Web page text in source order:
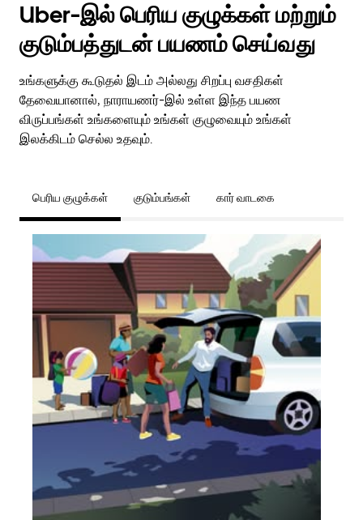
Uber-இல் பெரிய குழுக்கள் மற்றும்
குடும்பத்துடன் பயணம் செய்வது
உங்களுக்கு கூடுதல் இடம் அல்லது சிறப்பு வசதிகள்
தேவையானால், நாராயணர்-இல் உள்ள இந்த பயண
விருப்பங்கள் உங்களையும் உங்கள் குழுவையும் உங்கள்
இலக்கிடம் செல்ல உதவும்.
பெரிய குழுக்கள் குடும்பங்கள் கார் வாடகை